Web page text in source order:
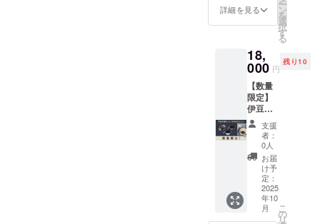
リー
径
130mm
m、数
量：1
個） ・
特製ソ
トレシ
ピス
テッ
カー
（商品
サイ
ズ：
8cm×8
オリー
品サイ
ズ：直
径
148mm
×H74m
m、数
量：1
個） ・
シェラ
どんぶ
り２
ジュニ
ア（カ
ラー：
シル
潮かつ
おカ
レー〜
200g）
×４食
セット
・イカ
メンチ2
パック
（8個）
・シェ
ラどん
ぶり２
レギュ
ラー
（カ
ラー：
シル
詳細を見る ー
ン
を
選
択
す
る
18,
000 円
残り10
【数量
限定】
伊豆の
極めし
２南伊
豆町
セット
・伊豆
の極め
し２〜
桜葉と
南伊豆
支援
者：
0人
お届
け予
定：
2025
年10
月
こ
の
リ